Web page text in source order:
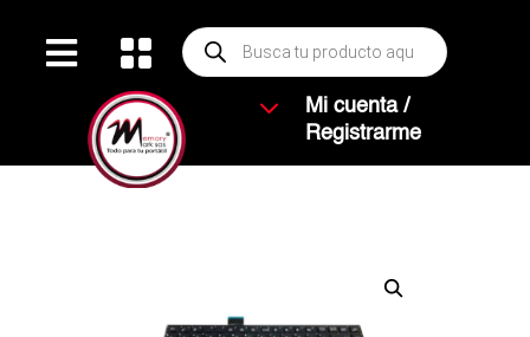
  Búsqueda
de
productos
3
Mi cuenta /
Registrarme